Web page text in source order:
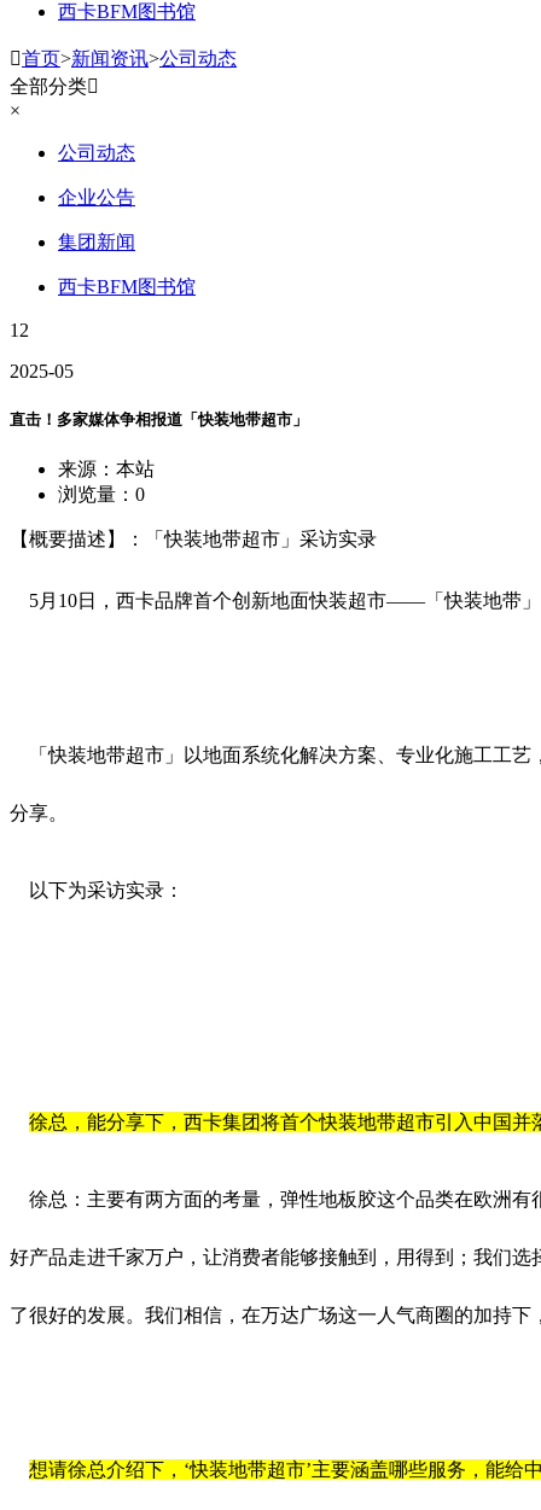
西卡BFM图书馆
首页>新闻资讯>公司动态
全部分类
×
公司动态
企业公告
集团新闻
西卡BFM图书馆
12
2025-05
直击！多家媒体争相报道「快装地带超市」
来源：本站
浏览量： 0
【概要描述】：「快装地带超市」采访实录
5月10日，西卡品牌首个创新地面快装超市——「快装地带
「快装地带超市」以地面系统化解决方案、专业化施工工艺
分享。
以下为采访实录：
徐总，能分享下，西卡集团将首个快装地带超市引入中国
徐总：主要有两方面的考量，弹性地板胶这个品类在欧洲有
好产品走进千家万户，让消费者能够接触到，用得到；我们
了很好的发展。我们相信，在万达广场这一人气商圈的加持
想请徐总介绍下，‘快装地带超市’主要涵盖哪些服务，能